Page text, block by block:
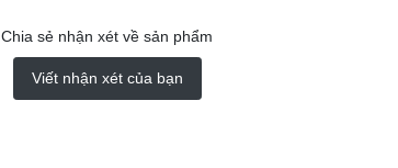
Chia sẻ nhận xét về sản phẩm
Viết nhận xét của bạn